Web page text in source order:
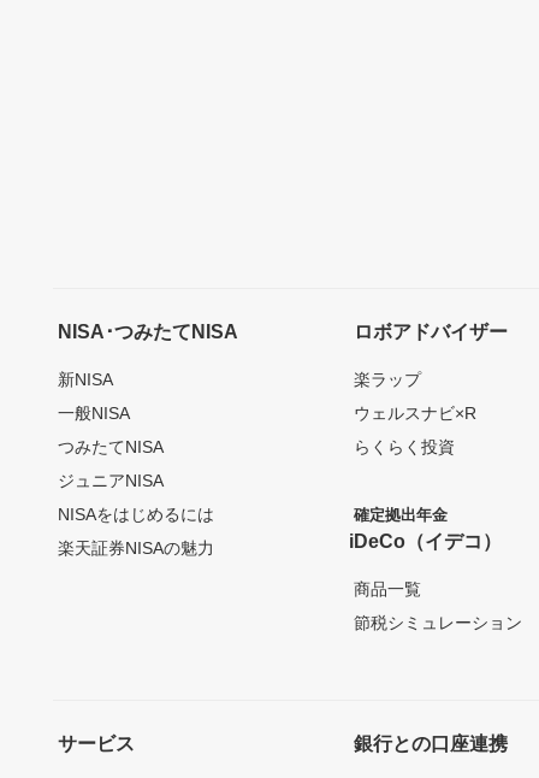
NISA･つみたてNISA
新NISA
一般NISA
つみたてNISA
ジュニアNISA
NISAをはじめるには
楽天証券NISAの魅力
ロボアドバイザー
楽ラップ
ウェルスナビ×R
らくらく投資
確定拠出年金
iDeCo（イデコ）
商品一覧
節税シミュレーション
サービス 銀行との口座連携